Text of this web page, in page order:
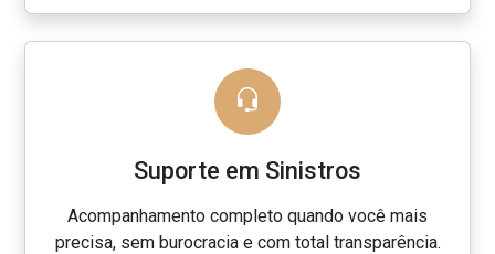
Suporte em Sinistros
Acompanhamento completo quando você mais
precisa, sem burocracia e com total transparência.